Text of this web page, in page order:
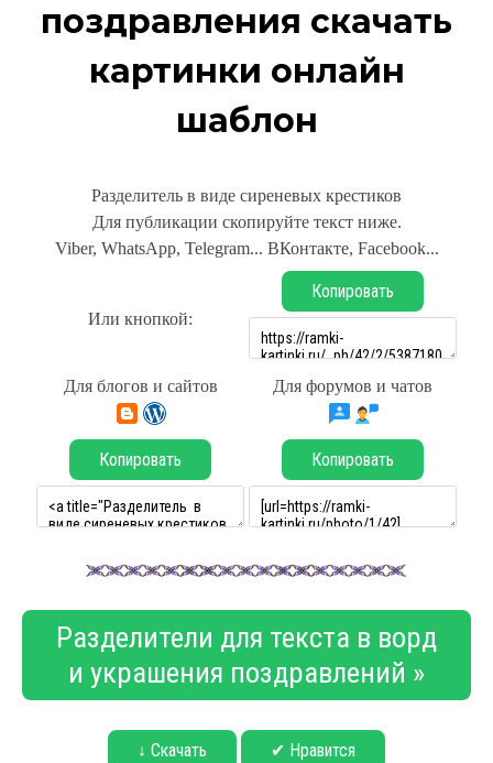
поздравления скачать
картинки онлайн
шаблон
Разделитель в виде сиреневых крестиков
Для публикации скопируйте текст ниже.
Viber, WhatsApp, Telegram... ВКонтакте, Facebook...
Или кнопкой:
Копировать
Для блогов и сайтов Для форумов и чатов
Копировать Копировать
Разделители для текста в ворд
и украшения поздравлений »
↓ Скачать ✔ Нравится